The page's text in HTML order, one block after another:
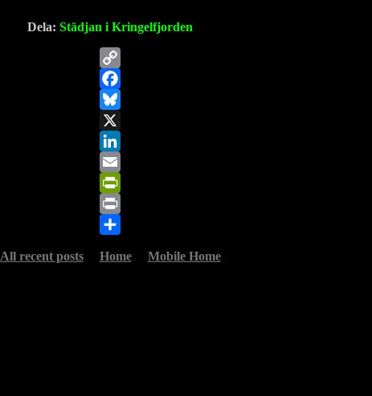
Dela: Städjan i Kringelfjorden
Copy
Link
Facebook
Bluesky
X
LinkedIn
Email
PrintFriendly
Print
All recent posts
Home Mobile Home